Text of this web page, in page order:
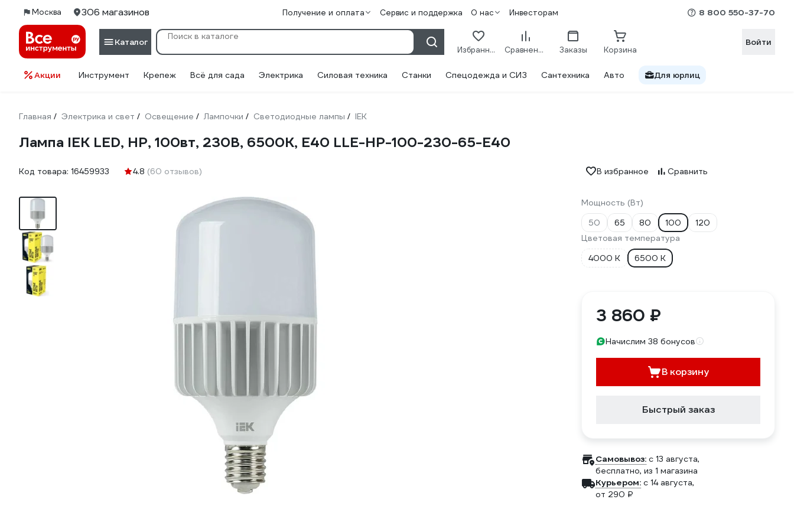
Москва 306 магазинов Получение и оплата Сервис и поддержка О нас Инвесторам 8 800 550-37-70
Каталог
Избранное Сравнение Заказы Корзина
Войти
Акции Инструмент Крепеж Всё для сада Электрика Силовая техника Станки Спецодежда и СИЗ Сантехника Авто Для юрлиц
Главная / Электрика и свет / Освещение / Лампочки / Светодиодные лампы / IEK
Лампа IEK LED, HP, 100вт, 230В, 6500К, E40 LLE-HP-100-230-65-E40
Код товара: 16459933 4.8 (60 отзывов) В избранное Сравнить
Мощность (Вт)
50
65 80 100
120
Цветовая температура
4000 К
6500 К
3 860 ₽
Начислим 38 бонусов
В корзину
Быстрый заказ
Самовывоз: c 13 августа,
бесплатно, из 1 магазина
Курьером: c 14 августа,
от 290 ₽